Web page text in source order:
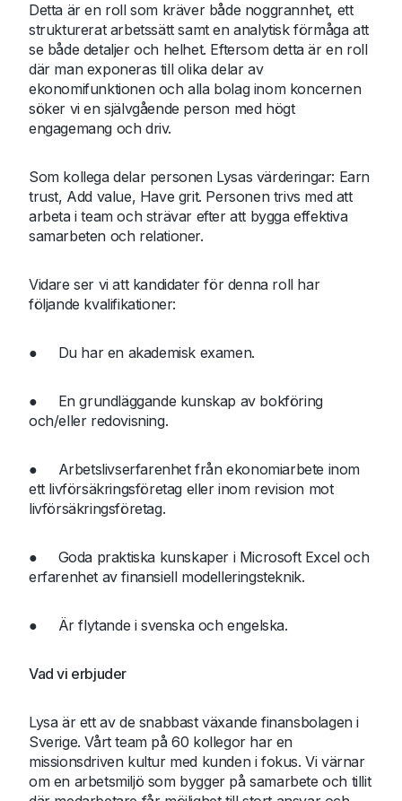
Detta är en roll som kräver både noggrannhet, ett
strukturerat arbetssätt samt en analytisk förmåga att
se både detaljer och helhet. Eftersom detta är en roll
där man exponeras till olika delar av
ekonomifunktionen och alla bolag inom koncernen
söker vi en självgående person med högt
engagemang och driv.
Som kollega delar personen Lysas värderingar: Earn
trust, Add value, Have grit. Personen trivs med att
arbeta i team och strävar efter att bygga effektiva
samarbeten och relationer.
Vidare ser vi att kandidater för denna roll har
följande kvalifikationer:
● Du har en akademisk examen.
● En grundläggande kunskap av bokföring
och/eller redovisning.
● Arbetslivserfarenhet från ekonomiarbete inom
ett livförsäkringsföretag eller inom revision mot
livförsäkringsföretag.
● Goda praktiska kunskaper i Microsoft Excel och
erfarenhet av finansiell modelleringsteknik.
● Är flytande i svenska och engelska.
Vad vi erbjuder
Lysa är ett av de snabbast växande finansbolagen i
Sverige. Vårt team på 60 kollegor har en
missionsdriven kultur med kunden i fokus. Vi värnar
om en arbetsmiljö som bygger på samarbete och tillit